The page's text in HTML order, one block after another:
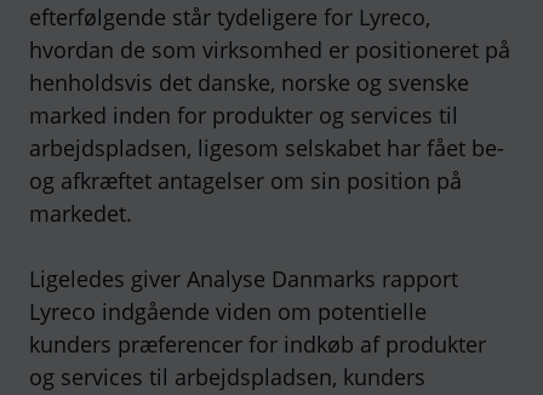
efterfølgende står tydeligere for Lyreco,
hvordan de som virksomhed er positioneret på
henholdsvis det danske, norske og svenske
marked inden for produkter og services til
arbejdspladsen, ligesom selskabet har fået be-
og afkræftet antagelser om sin position på
markedet.
Ligeledes giver Analyse Danmarks rapport
Lyreco indgående viden om potentielle
kunders præferencer for indkøb af produkter
og services til arbejdspladsen, kunders